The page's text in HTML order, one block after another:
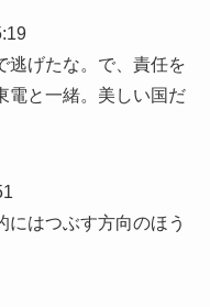
逃げたな。で、責任を
電と一緒。美しい国だ
にはつぶす方向のほう